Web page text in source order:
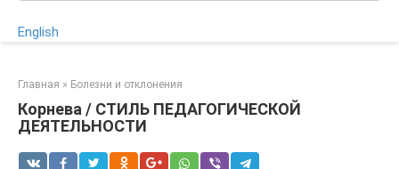
English
Главная » Болезни и отклонения
Корнева / СТИЛЬ ПЕДАГОГИЧЕСКОЙ
ДЕЯТЕЛЬНОСТИ